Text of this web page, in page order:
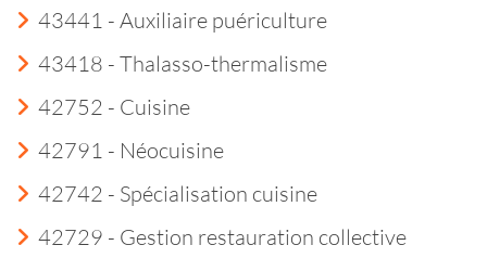
43441 - Auxiliaire puériculture
43418 - Thalasso-thermalisme
42752 - Cuisine
42791 - Néocuisine
42742 - Spécialisation cuisine
42729 - Gestion restauration collective